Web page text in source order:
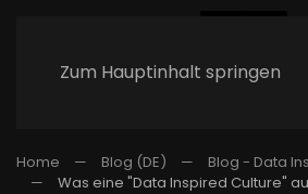
Zum Hauptinhalt springen
Home Blog (DE)
Blog - Data
Was eine "Data Inspired Culture"